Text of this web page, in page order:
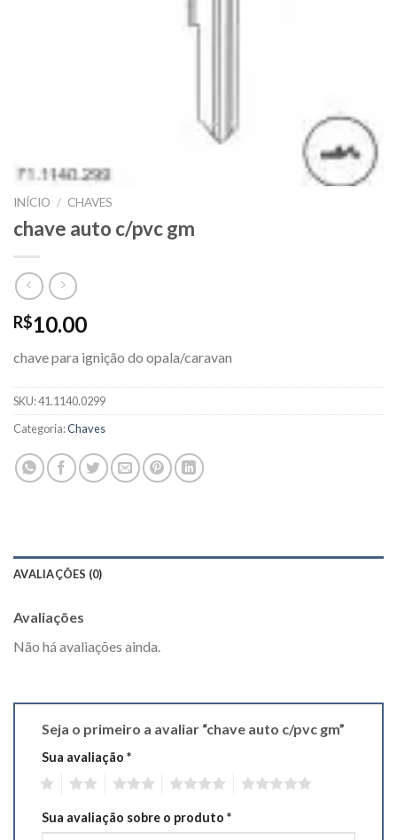
INÍCIO / CHAVES
chave auto c/pvc gm
R$10.00
chave para ignição do opala/caravan
SKU:41.1140.0299
Categoria:Chaves
AVALIAÇÕES (0)
Avaliações
Não há avaliações ainda.
Seja o primeiro a avaliar “chave auto c/pvc gm”
Sua avaliação *
Sua avaliação sobre o produto *